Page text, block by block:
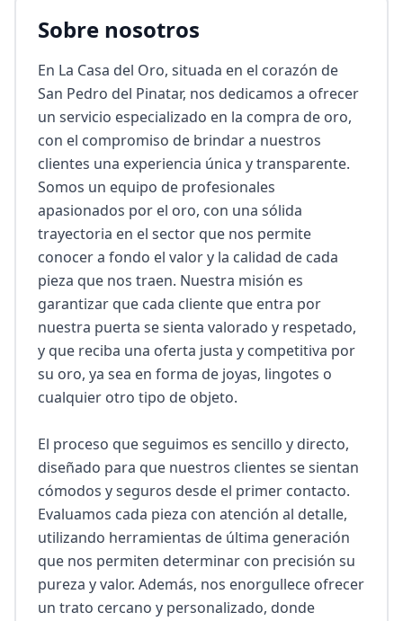
Sobre nosotros
En La Casa del Oro, situada en el corazón de
San Pedro del Pinatar, nos dedicamos a ofrecer
un servicio especializado en la compra de oro,
con el compromiso de brindar a nuestros
clientes una experiencia única y transparente.
Somos un equipo de profesionales
apasionados por el oro, con una sólida
trayectoria en el sector que nos permite
conocer a fondo el valor y la calidad de cada
pieza que nos traen. Nuestra misión es
garantizar que cada cliente que entra por
nuestra puerta se sienta valorado y respetado,
y que reciba una oferta justa y competitiva por
su oro, ya sea en forma de joyas, lingotes o
cualquier otro tipo de objeto.
El proceso que seguimos es sencillo y directo,
diseñado para que nuestros clientes se sientan
cómodos y seguros desde el primer contacto.
Evaluamos cada pieza con atención al detalle,
utilizando herramientas de última generación
que nos permiten determinar con precisión su
pureza y valor. Además, nos enorgullece ofrecer
un trato cercano y personalizado, donde